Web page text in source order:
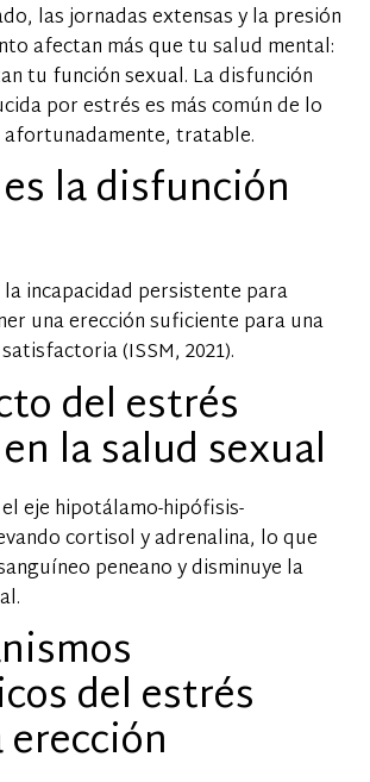
las jornadas extensas y la presión
afectan más que tu salud mental:
tu función sexual. La disfunción
por estrés es más común de lo
afortunadamente, tratable.
la disfunción
incapacidad persistente para
una erección suficiente para una
(ISSM, 2021).
del estrés
la salud sexual
eje hipotálamo-hipófisis-
cortisol y adrenalina, lo que
peneano y disminuye la
del estrés